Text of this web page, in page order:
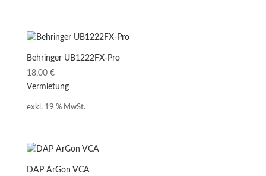
Behringer UB1222FX-Pro
18,00 €
Vermietung
exkl. 19 % MwSt.
DAP ArGon VCA